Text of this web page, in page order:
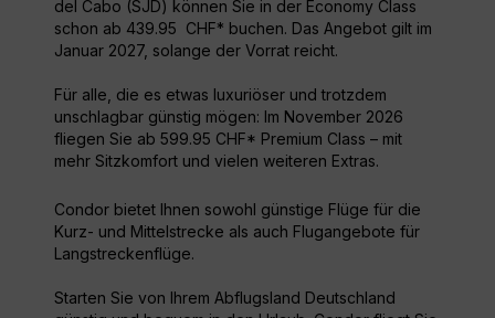
del Cabo (SJD) können Sie in der Economy Class
schon ab 439.95 CHF* buchen. Das Angebot gilt im
Januar 2027, solange der Vorrat reicht.
Für alle, die es etwas luxuriöser und trotzdem
unschlagbar günstig mögen: Im November 2026
fliegen Sie ab 599.95 CHF* Premium Class – mit
mehr Sitzkomfort und vielen weiteren Extras.
Condor bietet Ihnen sowohl günstige Flüge für die
Kurz- und Mittelstrecke als auch Flugangebote für
Langstreckenflüge.
Starten Sie von Ihrem Abflugsland Deutschland